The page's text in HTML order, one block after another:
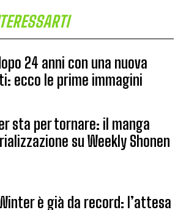
24 anni con una nuova
ecco le prime immagini
sta per tornare: il manga
su Weekly Shonen
è già da record: l’attesa